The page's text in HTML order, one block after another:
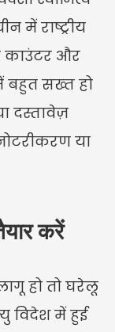
में राष्ट्रीय
काउंटर और
बहुत सख्त हो
दस्तावेज़
या
करें
हो तो घरेलू
विदेश में हुई